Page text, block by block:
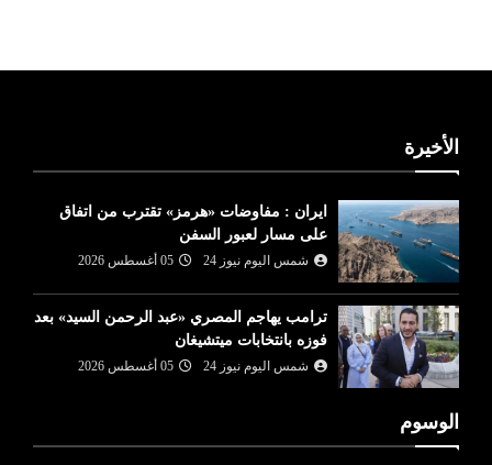
الأخيرة
ايران : مفاوضات «هرمز» تقترب من اتفاق
على مسار لعبور السفن
شمس اليوم نيوز 24 05 أغسطس 2026
ترامب يهاجم المصري «عبد الرحمن السيد» بعد
فوزه بانتخابات ميتشيغان
شمس اليوم نيوز 24 05 أغسطس 2026
الوسوم